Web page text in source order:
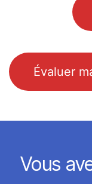
Évaluer
Vous